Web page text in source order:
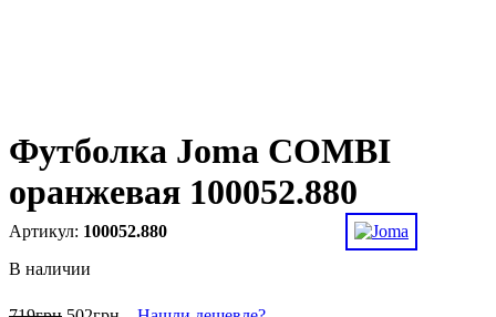
Футболка Joma COMBI
оранжевая 100052.880
100052.880
В наличии